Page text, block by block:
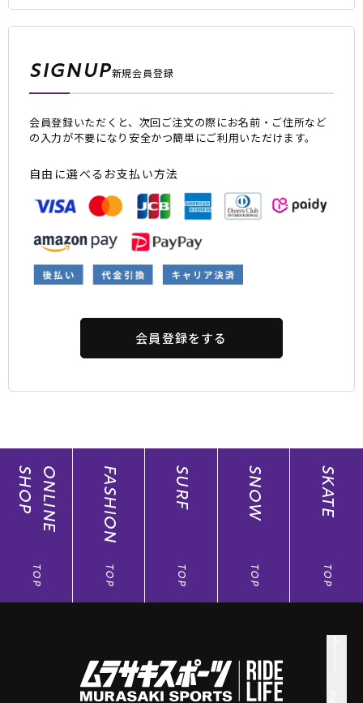
ムラサキスポーツ 公式アプリ
ポイント・クーポンもこのアプリで！
SIGNUP新規会員登録
会員登録いただくと、次回ご注文の際にお名前・ご住所など
の入力が不要になり安全かつ簡単にご利用いただけます。
自由に選べるお支払い方法
会員登録をする
ONLINE
SHOP
TOP
FASHION
TOP
SURF
TOP
SNOW
TOP
SKATE
TOP